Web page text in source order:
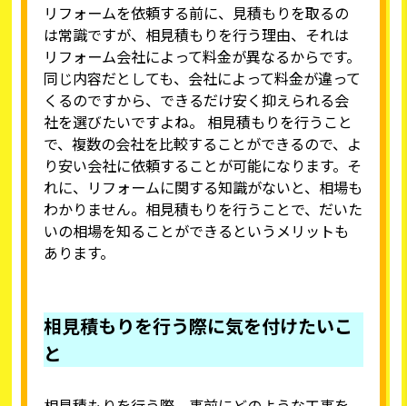
リフォームを依頼する前に、見積もりを取るの
は常識ですが、相見積もりを行う理由、それは
リフォーム会社によって料金が異なるからです。
同じ内容だとしても、会社によって料金が違って
くるのですから、できるだけ安く抑えられる会
社を選びたいですよね。 相見積もりを行うこと
で、複数の会社を比較することができるので、よ
り安い会社に依頼することが可能になります。そ
れに、リフォームに関する知識がないと、相場も
わかりません。相見積もりを行うことで、だいた
いの相場を知ることができるというメリットも
あります。
相見積もりを行う際に気を付けたいこ
と